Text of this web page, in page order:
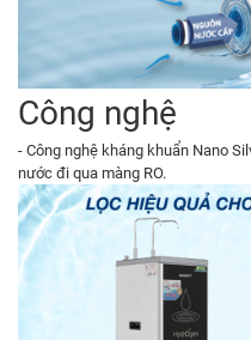
Công nghệ
- Công nghệ kháng khuẩn Nano
nước đi qua màng RO.